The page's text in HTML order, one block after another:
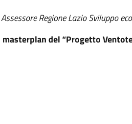
Regione Lazio Sviluppo
del “Progetto